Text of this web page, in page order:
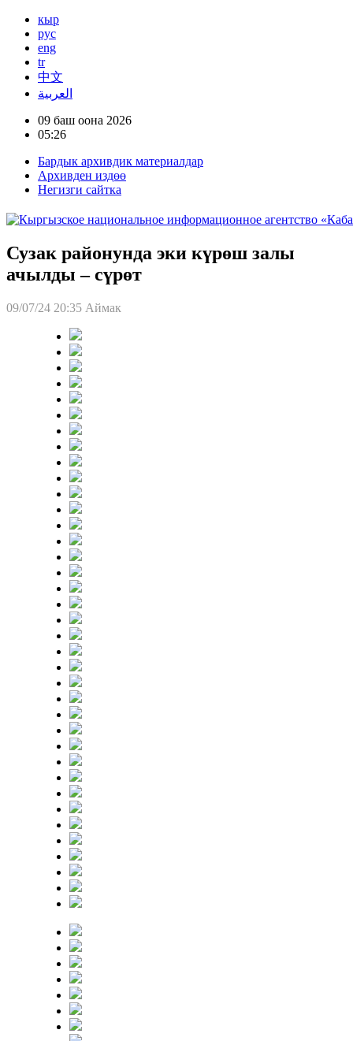
кыр
рус
eng
tr
中文
العربية
09 баш оона 2026
05:26
Бардык архивдик материалдар
Архивден издөө
Негизги сайтка
Сузак районунда эки күрөш залы
ачылды – сүрөт
09/07/24 20:35 Аймак